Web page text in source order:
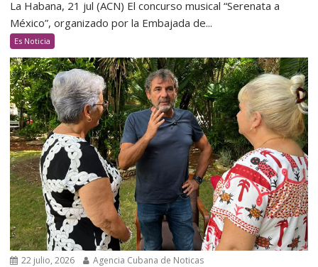
La Habana, 21 jul (ACN) El concurso musical “Serenata a
México”, organizado por la Embajada de...
Es Noticia
22 julio, 2026 Agencia Cubana de Noticas